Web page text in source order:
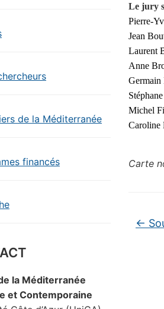
de la Méditerranée
financés
la Méditerranée
et Contemporaine
Le jury
Pierre-
Jean
Laurent
Anne
Germain
Michel
Caroline
Carte
←